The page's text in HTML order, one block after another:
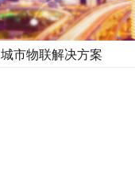
城市物联解决方案